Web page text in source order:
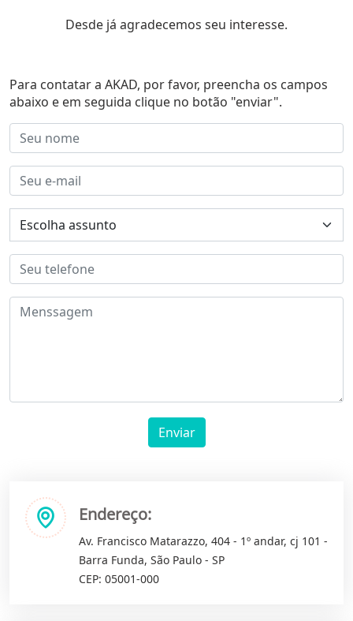
Desde já agradecemos seu interesse.
Para contatar a AKAD, por favor, preencha os campos
abaixo e em seguida clique no botão "enviar".
Enviar
Endereço:
Av. Francisco Matarazzo, 404 - 1º andar, cj 101 -
Barra Funda, São Paulo - SP
CEP: 05001-000